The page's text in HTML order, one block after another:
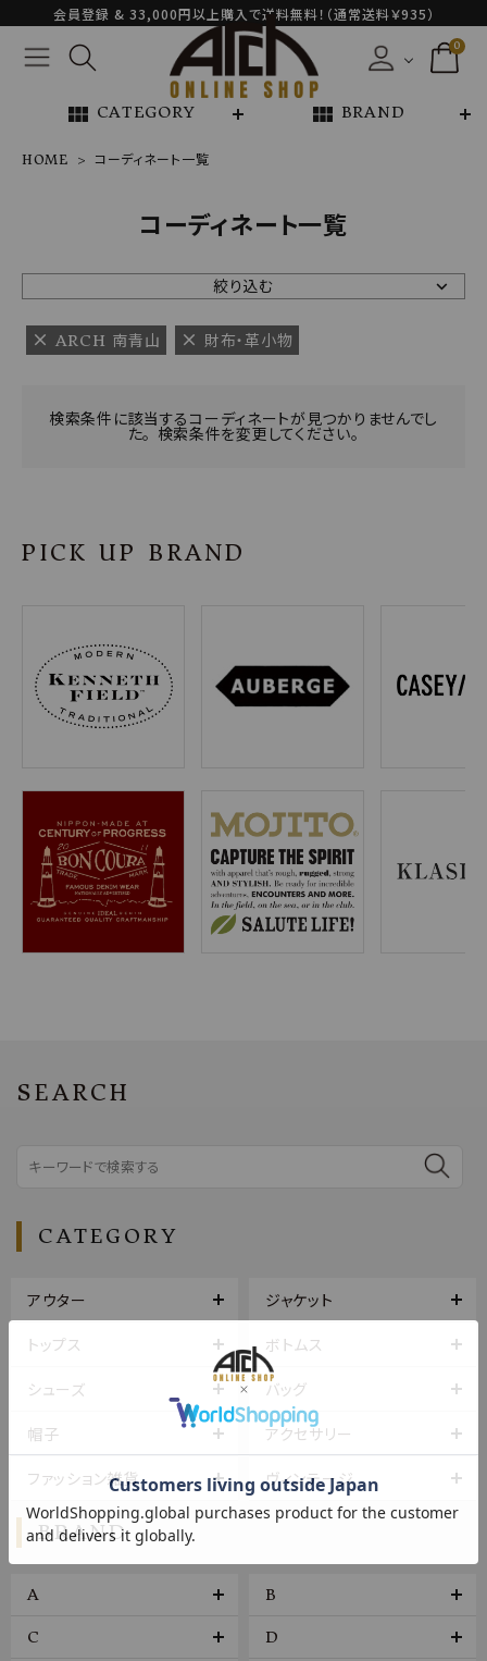
会員登録 & 33,000円以上購入で送料無料！（通常送料￥935）
0
view_module CATEGORY view_module BRAND
NEW ARRIVAL
ARCH EXCLUSIVE
BRAND
INFORMATION
プライバシーポリシー
特定商取引法について
お問い合わせ
ACCOUNT MENU
ようこそ ゲスト 様
meeting_room ログイン 会員登録
HOME コーディネート一覧
コーディネート一覧
絞り込む
ARCH 南青山 財布・革小物
検索条件に該当するコーディネートが見つかりませんでし
た。 検索条件を変更してください。
PICK UP BRAND
SEARCH
CATEGORY
アウター ジャケット
トップス ボトムス
シューズ バッグ
帽子 アクセサリー
ファッション雑貨 ヴィンテージ
BRAND
A B
C D